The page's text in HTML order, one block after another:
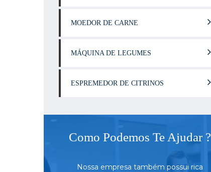
MOEDOR DE CARNE
MÁQUINA DE LEGUMES
ESPREMEDOR DE CITRINOS
Como Podemos Te Ajudar ?
Nossa empresa também possui rica